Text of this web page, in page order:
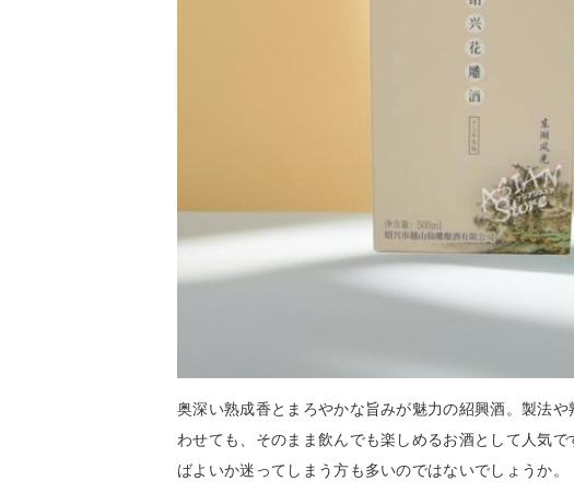
奥深い熟成香とまろやかな旨みが魅力の紹興酒。製法
わせても、そのまま飲んでも楽しめるお酒として人気
ばよいか迷ってしまう方も多いのではないでしょうか。